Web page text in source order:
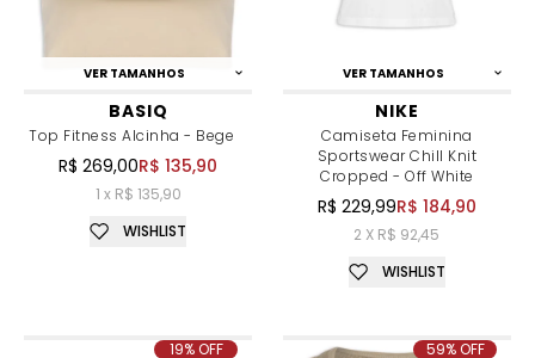
VER TAMANHOS
BASIQ
Top Fitness Alcinha - Bege
R$ 269,00R$ 135,90
1 x R$ 135,90
WISHLIST
VER TAMANHOS
NIKE
Camiseta Feminina
Sportswear Chill Knit
Cropped - Off White
R$ 229,99R$ 184,90
2 X R$ 92,45
WISHLIST
19% OFF 59% OFF